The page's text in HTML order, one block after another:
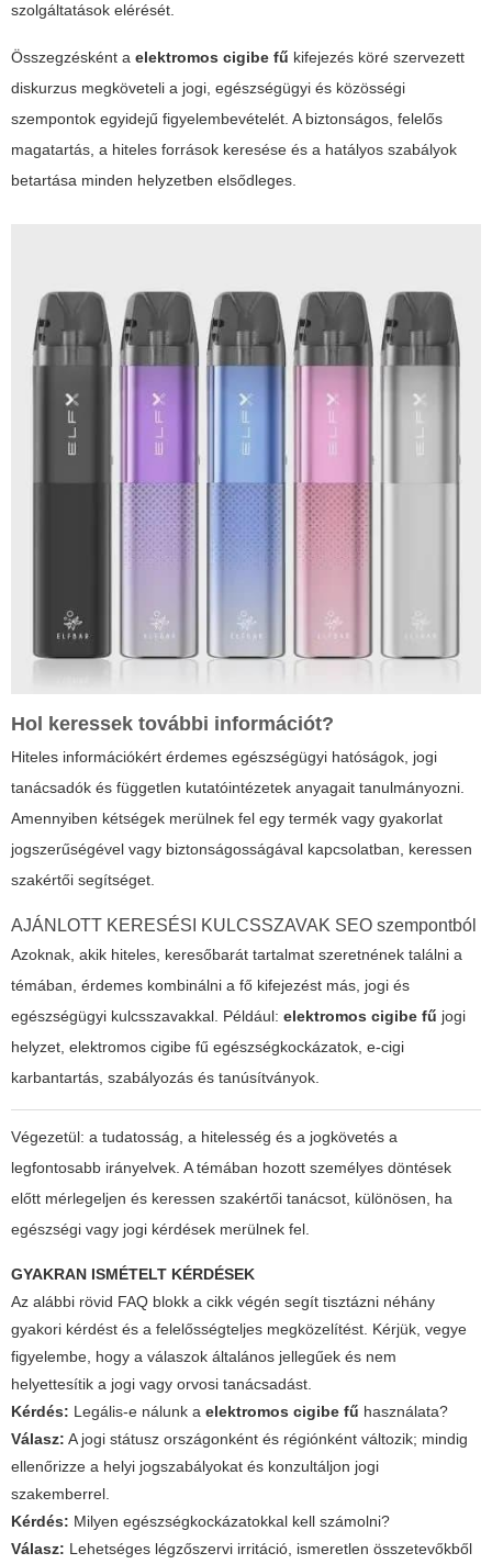
szolgáltatások elérését.
Összegzésként a elektromos cigibe fű kifejezés köré szervezett
diskurzus megköveteli a jogi, egészségügyi és közösségi
szempontok egyidejű figyelembevételét. A biztonságos, felelős
magatartás, a hiteles források keresése és a hatályos szabályok
betartása minden helyzetben elsődleges.
Hol keressek további információt?
Hiteles információkért érdemes egészségügyi hatóságok, jogi
tanácsadók és független kutatóintézetek anyagait tanulmányozni.
Amennyiben kétségek merülnek fel egy termék vagy gyakorlat
jogszerűségével vagy biztonságosságával kapcsolatban, keressen
szakértői segítséget.
AJÁNLOTT KERESÉSI KULCSSZAVAK SEO szempontból
Azoknak, akik hiteles, keresőbarát tartalmat szeretnének találni a
témában, érdemes kombinálni a fő kifejezést más, jogi és
egészségügyi kulcsszavakkal. Például: elektromos cigibe fű jogi
helyzet, elektromos cigibe fű egészségkockázatok, e-cigi
karbantartás, szabályozás és tanúsítványok.
Végezetül: a tudatosság, a hitelesség és a jogkövetés a
legfontosabb irányelvek. A témában hozott személyes döntések
előtt mérlegeljen és keressen szakértői tanácsot, különösen, ha
egészségi vagy jogi kérdések merülnek fel.
GYAKRAN ISMÉTELT KÉRDÉSEK
Az alábbi rövid FAQ blokk a cikk végén segít tisztázni néhány
gyakori kérdést és a felelősségteljes megközelítést. Kérjük, vegye
figyelembe, hogy a válaszok általános jellegűek és nem
helyettesítik a jogi vagy orvosi tanácsadást.
Kérdés: Legális-e nálunk a elektromos cigibe fű használata?
Válasz: A jogi státusz országonként és régiónként változik; mindig
ellenőrizze a helyi jogszabályokat és konzultáljon jogi
szakemberrel.
Kérdés: Milyen egészségkockázatokkal kell számolni?
Válasz: Lehetséges légzőszervi irritáció, ismeretlen összetevőkből